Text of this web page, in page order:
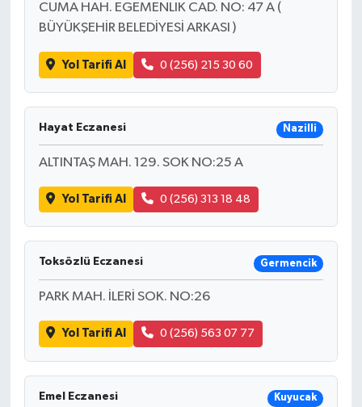
CUMA HAH. EGEMENLIK CAD. NO: 47 A (
BÜYÜKŞEHİR BELEDİYESİ ARKASI )
Yol Tarifi Al 0 (256) 215 30 60
Hayat Eczanesi Nazilli
ALTINTAŞ MAH. 129. SOK NO:25 A
Yol Tarifi Al 0 (256) 313 18 48
Toksözlü Eczanesi Germencik
PARK MAH. İLERİ SOK. NO:26
Yol Tarifi Al 0 (256) 563 07 77
Emel Eczanesi Kuyucak